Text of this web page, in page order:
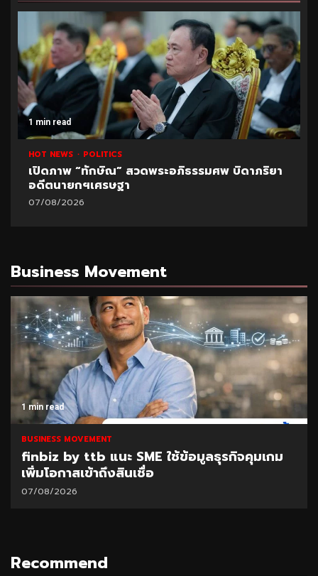
1 min read
HOT NEWS POLITICS
เปิดภาพ “ทักษิณ” สวดพระอภิธรรมศพ บิดาภริยา
อดีตนายกฯเศรษฐา
07/08/2026
Business Movement
1 min read
BUSINESS MOVEMENT
finbiz by ttb แนะ SME ใช้ข้อมูลธุรกิจคุมเกม
เพิ่มโอกาสเข้าถึงสินเชื่อ
07/08/2026
Recommend